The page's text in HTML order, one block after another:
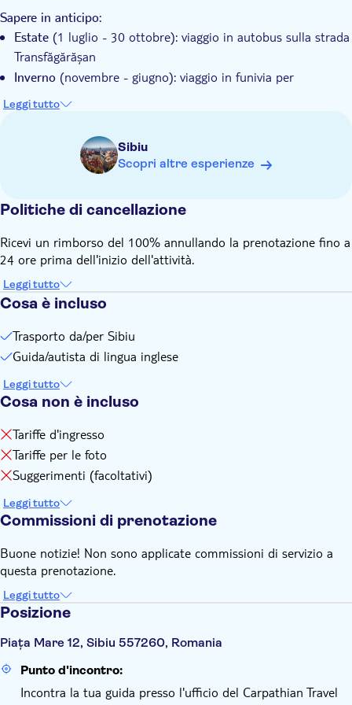
Ceaușescu. Questa parte del tuo viaggio promette viste
mozzafiato e una comprensione più profonda della ricca storia
della Romania.
nella chiesa di Cisnădie
Sapere in anticipo:
Estate (1 luglio - 30 ottobre): viaggio in autobus sulla strada
Transfăgărășan
Inverno (novembre - giugno): viaggio in funivia per
raggiungere il lago Bâlea e le attrazioni circostanti
Leggi tutto
Sibiu
Scopri altre esperienze
Politiche di cancellazione
Ricevi un rimborso del 100% annullando la prenotazione fino a
24 ore prima dell'inizio dell'attività.
Leggi tutto
Cosa è incluso
Trasporto da/per Sibiu
Guida/autista di lingua inglese
Leggi tutto
Cosa non è incluso
Tariffe d'ingresso
Tariffe per le foto
Suggerimenti (facoltativi)
Leggi tutto
Commissioni di prenotazione
Buone notizie! Non sono applicate commissioni di servizio a
questa prenotazione.
Leggi tutto
Posizione
Piața Mare 12, Sibiu 557260, Romania
Punto d'incontro:
Incontra la tua guida presso l'ufficio del Carpathian Travel